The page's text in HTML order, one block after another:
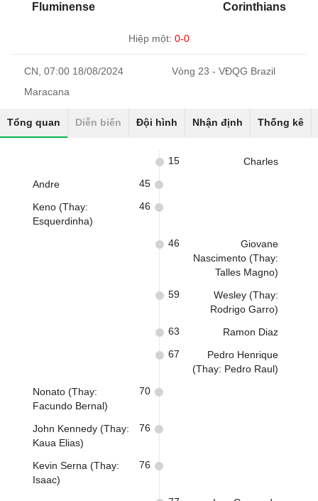
Fluminense Corinthians
Hiệp một: 0-0
CN, 07:00 18/08/2024
Vòng 23 - VĐQG Brazil
Maracana
Tổng quan Diễn biến Đội hình Nhận định Thống kê
Charles
15
Andre 45
Keno (Thay:
Esquerdinha)
46
Giovane
Nascimento (Thay:
Talles Magno)
46
Wesley (Thay:
Rodrigo Garro)
59
Ramon Diaz
63
Pedro Henrique
(Thay: Pedro Raul)
67
Nonato (Thay:
Facundo Bernal)
70
John Kennedy (Thay:
Kaua Elias)
76
Kevin Serna (Thay:
Isaac)
76